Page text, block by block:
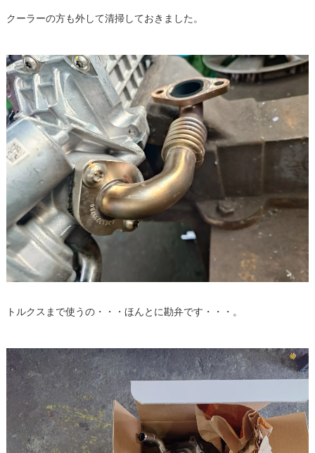
クーラーの方も外して清掃しておきました。
トルクスまで使うの・・・ほんとに勘弁です・・・。